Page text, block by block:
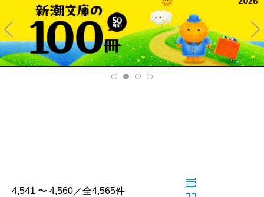
Pre
v
Ne
xt
4,541 〜 4,560／全4,565件